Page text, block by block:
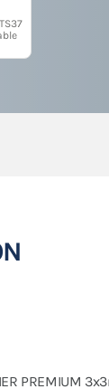
PREMIUM